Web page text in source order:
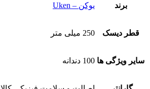
برند یوکن – Uken
قطر دیسک 250 میلی متر
سایر ویژگی ها 100 دندانه